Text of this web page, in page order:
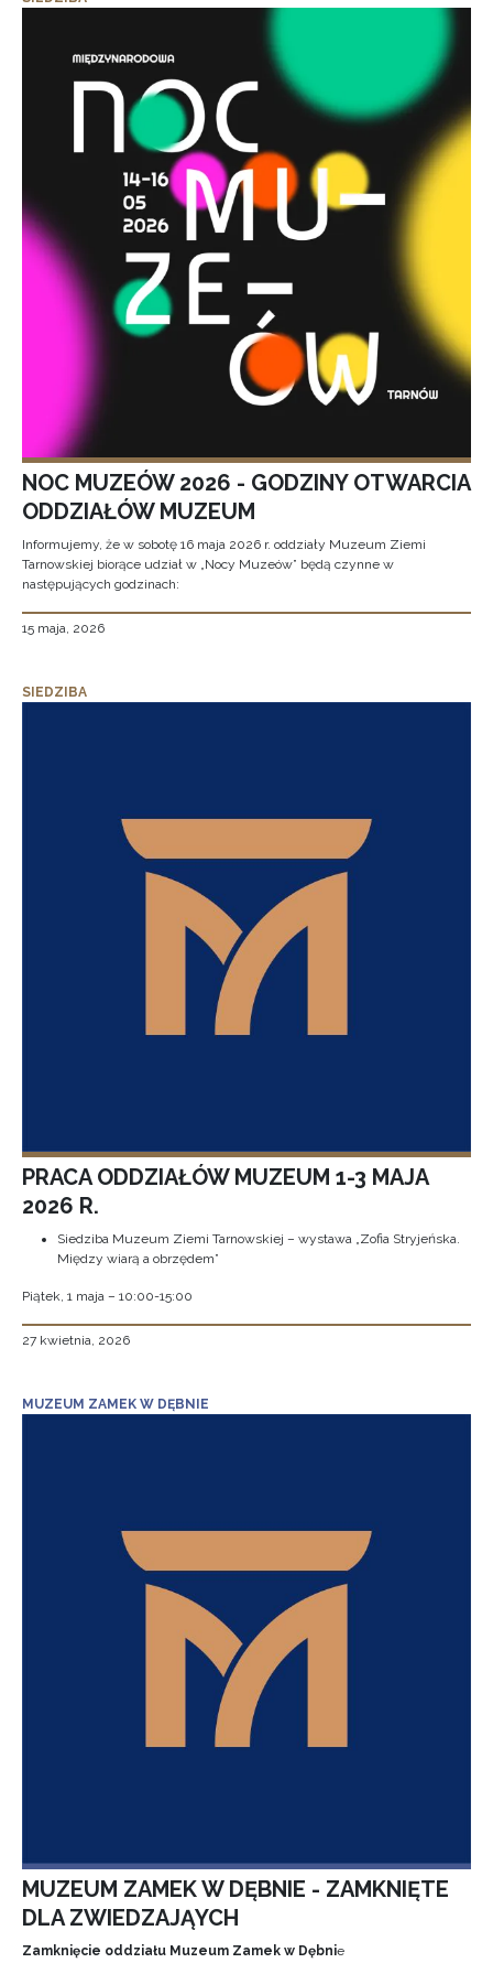
NOC MUZEÓW 2026 - GODZINY OTWARCIA
ODDZIAŁÓW MUZEUM
Informujemy, że w sobotę 16 maja 2026 r. oddziały Muzeum Ziemi
Tarnowskiej biorące udział w „Nocy Muzeów” będą czynne w
następujących godzinach:
15 maja, 2026
SIEDZIBA
PRACA ODDZIAŁÓW MUZEUM 1-3 MAJA
2026 R.
Siedziba Muzeum Ziemi Tarnowskiej – wystawa „Zofia Stryjeńska.
Między wiarą a obrzędem”
Piątek, 1 maja – 10:00-15:00
27 kwietnia, 2026
MUZEUM ZAMEK W DĘBNIE
MUZEUM ZAMEK W DĘBNIE - ZAMKNIĘTE
DLA ZWIEDZAJĄYCH
Zamknięcie oddziału Muzeum Zamek w Dębnie